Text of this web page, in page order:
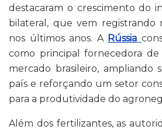
destacaram o crescimento do
bilateral, que vem registrando
nos últimos anos. A Rússia
como principal fornecedora
mercado brasileiro, ampliando
país e reforçando um setor
para a produtividade do
Além dos fertilizantes, as